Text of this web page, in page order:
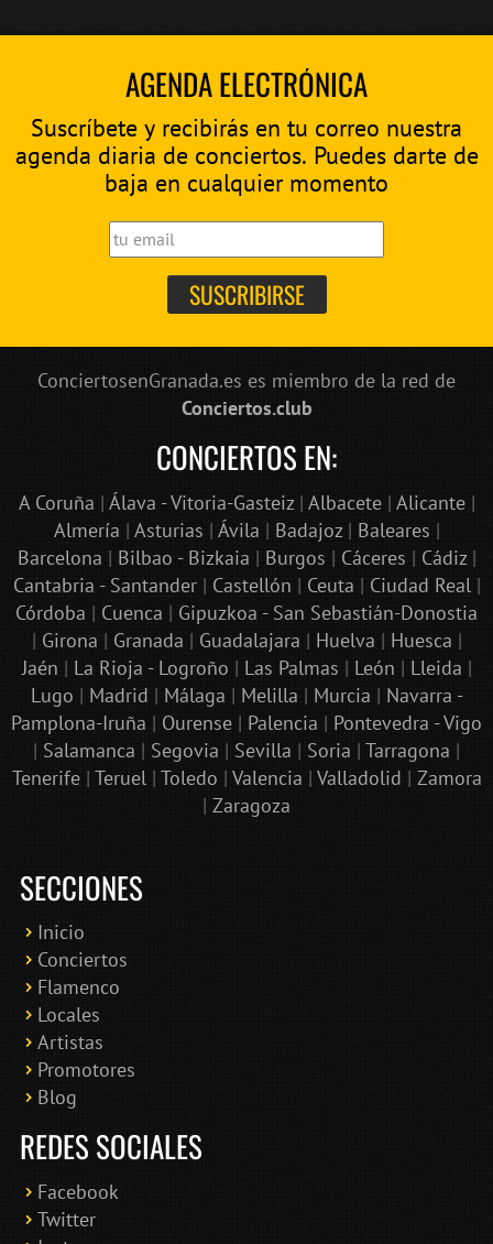
AGENDA ELECTRÓNICA
Suscríbete y recibirás en tu correo nuestra
agenda diaria de conciertos. Puedes darte de
baja en cualquier momento
ConciertosenGranada.es es miembro de la red de
Conciertos.club
CONCIERTOS EN:
A Coruña | Álava - Vitoria-Gasteiz| Albacete| Alicante|
Almería | Asturias | Ávila | Badajoz| Baleares |
Barcelona | Bilbao - Bizkaia | Burgos | Cáceres | Cádiz|
Cantabria - Santander| Castellón | Ceuta | Ciudad Real |
Córdoba | Cuenca | Gipuzkoa - San Sebastián-Donostia
| Girona | Granada | Guadalajara | Huelva | Huesca |
Jaén | La Rioja - Logroño | Las Palmas | León | Lleida |
Lugo | Madrid | Málaga | Melilla | Murcia | Navarra -
Pamplona-Iruña | Ourense | Palencia | Pontevedra - Vigo
| Salamanca | Segovia | Sevilla | Soria | Tarragona |
Tenerife| Teruel | Toledo | Valencia | Valladolid | Zamora
| Zaragoza
SECCIONES
Inicio
Conciertos
Flamenco
Locales
Artistas
Promotores
Blog
REDES SOCIALES
Facebook
Twitter